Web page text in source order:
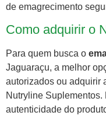
de emagrecimento
Como adquirir o
Para quem busca o
Jaguaraçu, a melhor
autorizados ou adquirir
Nutryline
autenticidade do